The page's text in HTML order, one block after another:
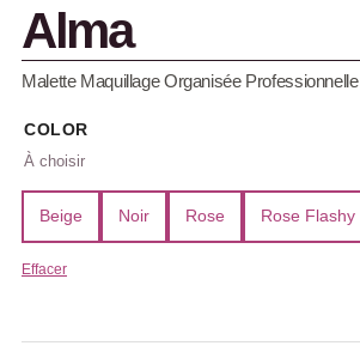
Alma
Malette Maquillage Organisée Professionnelle
COLOR
Beige Noir Rose Rose Flashy
Effacer